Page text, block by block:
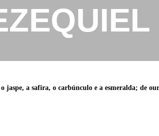
a safira, o carbúnculo e a esmeralda; de